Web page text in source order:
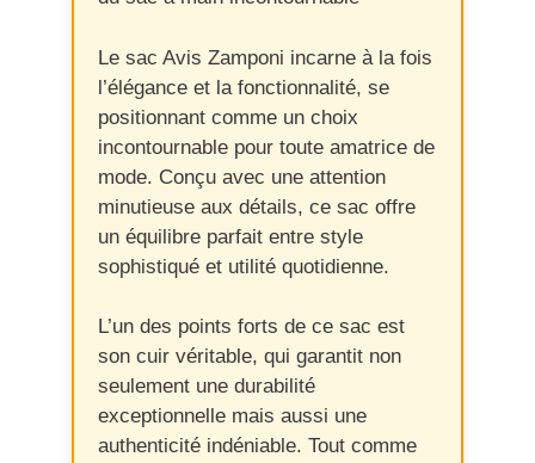
Le sac Avis Zamponi incarne à la fois
l’élégance et la fonctionnalité, se
positionnant comme un choix
incontournable pour toute amatrice de
mode. Conçu avec une attention
minutieuse aux détails, ce sac offre
un équilibre parfait entre style
sophistiqué et utilité quotidienne.
L’un des points forts de ce sac est
son cuir véritable, qui garantit non
seulement une durabilité
exceptionnelle mais aussi une
authenticité indéniable. Tout comme